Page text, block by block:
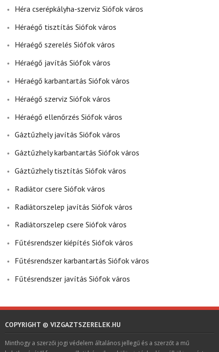
Héra cserépkályha-szerviz Siófok város
Héraégő tisztítás Siófok város
Héraégő szerelés Siófok város
Héraégő javítás Siófok város
Héraégő karbantartás Siófok város
Héraégő szerviz Siófok város
Héraégő ellenőrzés Siófok város
Gáztűzhely javítás Siófok város
Gáztűzhely karbantartás Siófok város
Gáztűzhely tisztítás Siófok város
Radiátor csere Siófok város
Radiátorszelep javítás Siófok város
Radiátorszelep csere Siófok város
Fűtésrendszer kiépítés Siófok város
Fűtésrendszer karbantartás Siófok város
Fűtésrendszer javítás Siófok város
COPYRIGHT © VIZGAZTSZERELEK.HU
Minthogy a szerzői jogi védelem általános jellegű és a szerzőt a mű